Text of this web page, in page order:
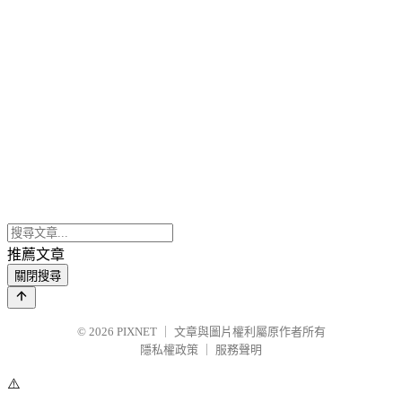
推薦文章
關閉搜尋
© 2026 PIXNET
文章與圖片權利屬原作者所有
隱私權政策
服務聲明
⚠️